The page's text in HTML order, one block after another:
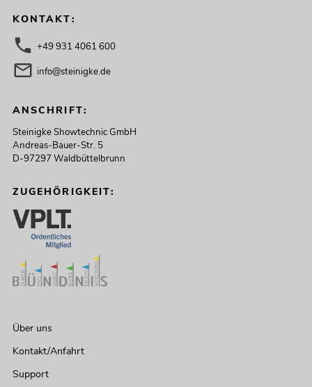
KONTAKT:
+49 931 4061 600
info@steinigke.de
ANSCHRIFT:
Steinigke Showtechnic GmbH
Andreas-Bauer-Str. 5
D-97297 Waldbüttelbrunn
ZUGEHÖRIGKEIT:
Über uns
Kontakt/Anfahrt
Support